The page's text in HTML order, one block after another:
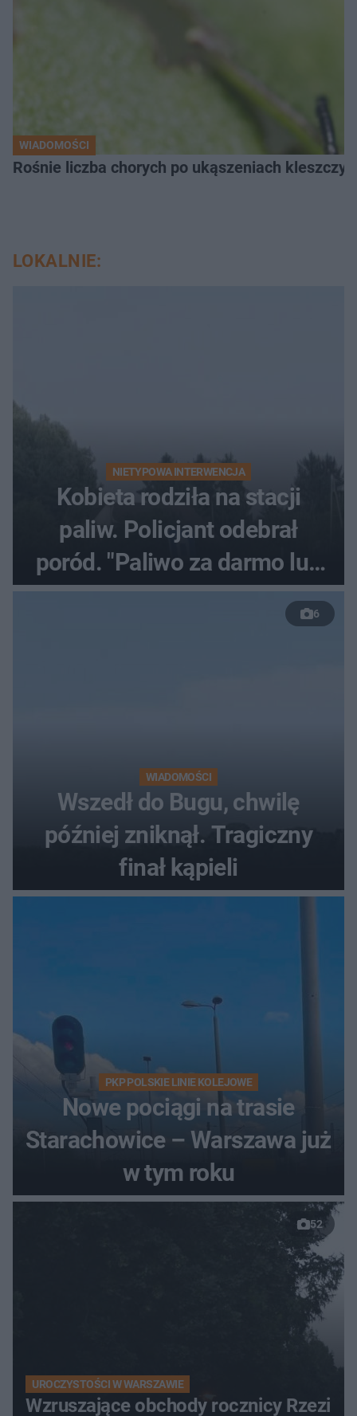
WIADOMOŚCI
Rośnie liczba chorych po ukąszeniach
LOKALNIE:
NIETYPOWA INTERWENCJA
Kobieta rodziła na stacji
paliw. Policjant odebrał
poród. "Paliwo za darmo lub
50 %!"
6
WIADOMOŚCI
Wszedł do Bugu, chwilę
później zniknął. Tragiczny
finał kąpieli
PKP POLSKIE LINIE KOLEJOWE
Nowe pociągi na trasie
Starachowice – Warszawa już
w tym roku
52
UROCZYSTOŚCI W WARSZAWIE
Wzruszające obchody rocznicy Rzezi